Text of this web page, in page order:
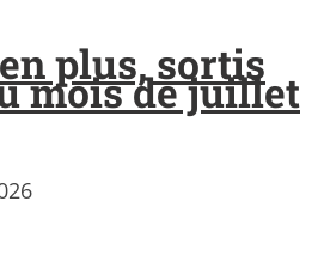
plus, sortis
mois de juillet